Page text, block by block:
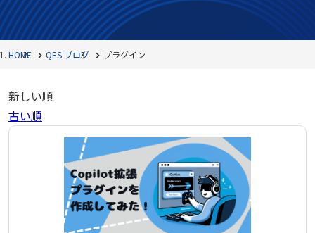
HOME QES ブログ プラグイン
新しい順
古い順